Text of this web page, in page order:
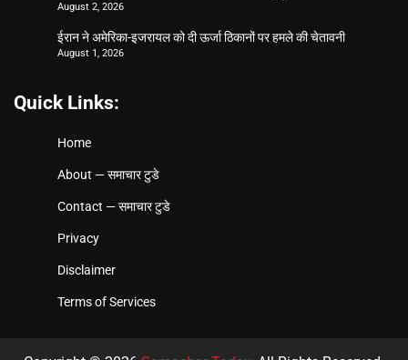
August 2, 2026
ईरान ने अमेरिका-इजरायल को दी ऊर्जा ठिकानों पर हमले की चेतावनी
August 1, 2026
Quick Links:
Home
About — समाचार टुडे
Contact — समाचार टुडे
Privacy
Disclaimer
Terms of Services